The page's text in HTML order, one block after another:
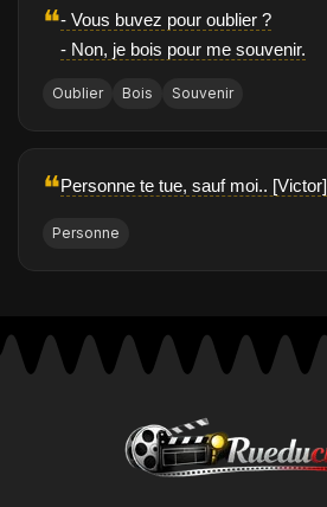
❝- Vous buvez pour oublier ?
- Non, je bois pour me souvenir.
Oublier Bois Souvenir
❝Personne te tue, sauf moi.. [Victor]
Personne